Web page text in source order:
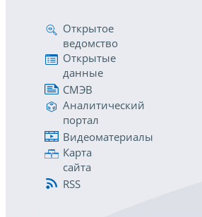
Открытое
ведомство
Открытые
данные
СМЭВ
Аналитический
портал
Видеоматериалы
Карта
сайта
RSS